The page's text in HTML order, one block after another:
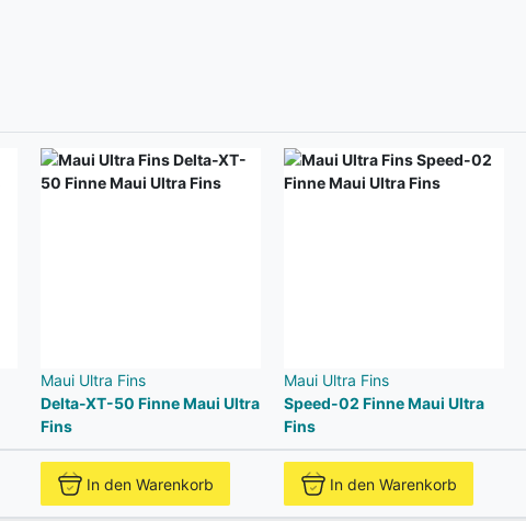
Maui Ultra Fins
Delta-XT-50 Finne Maui Ultra
Fins
Maui Ultra Fins
Speed-02 Finne Maui Ultra
Fins
In den Warenkorb In den Warenkorb